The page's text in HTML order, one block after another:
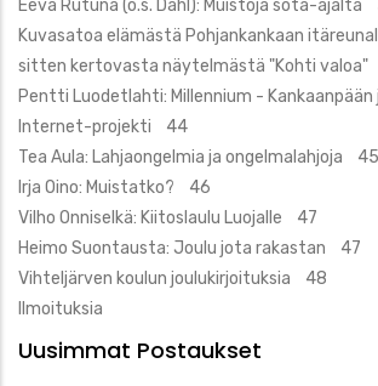
Eeva Rutuna (o.s. Dahl): Muistoja sota-ajalta
Kuvasatoa elämästä Pohjankankaan
sitten kertovasta näytelmästä "Kohti
Pentti Luodetlahti: Millennium - Kankaanpään
Internet-projekti 44
Tea Aula: Lahjaongelmia ja ongelmalahjoja 45
Irja Oino: Muistatko? 46
Vilho Onniselkä: Kiitoslaulu Luojalle 47
Heimo Suontausta: Joulu jota rakastan 47
Vihteljärven koulun joulukirjoituksia 48
Ilmoituksia
Uusimmat Postaukset